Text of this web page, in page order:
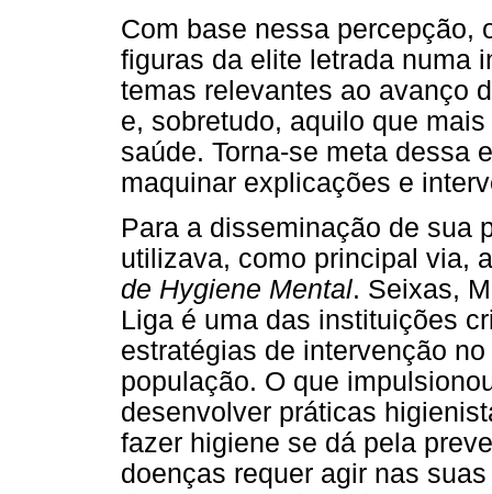
Com base nessa percepção,
figuras da elite letrada numa
temas relevantes ao avanço
e, sobretudo, aquilo que
saúde. Torna-se meta dessa
maquinar explicações e
Para a disseminação de sua
utilizava, como principal via,
de Hygiene Mental. Seixas,
Liga é uma das instituições
estratégias de intervenção
população. O que
desenvolver práticas
fazer higiene se dá pela
doenças requer agir nas